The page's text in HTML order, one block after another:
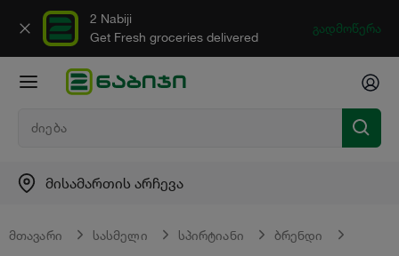
2 Nabiji
Get Fresh groceries delivered
გადმოწერა
მისამართის არჩევა
მთავარი სასმელი სპირტიანი
ბრენდი